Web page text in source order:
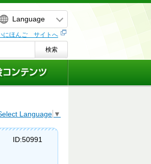
Language
にほんご サイトへ
検索
Language ▼
ID:50991